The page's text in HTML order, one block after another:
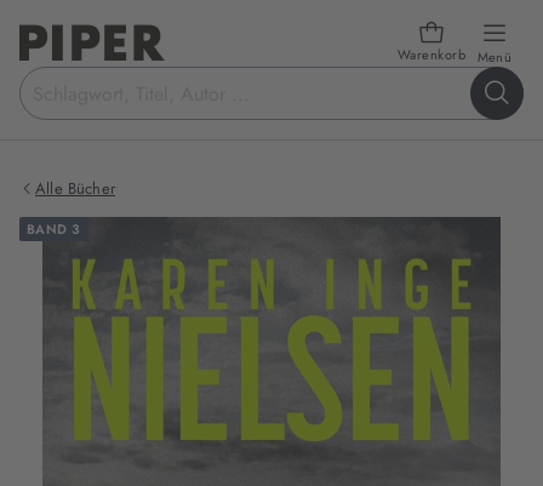
Warenkorb Menü
Suchbegriff
eingeben
Alle Bücher
BAND 3
Produktbilder
zum
Buch